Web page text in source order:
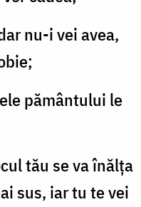
nu-i vei avea,
pământului le
tău se va înălţa
sus, iar tu te vei